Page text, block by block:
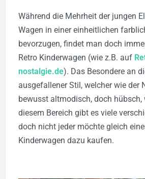
Während die Mehrheit der jungen
Wagen in einer einheitlichen
bevorzugen, findet man doch
Retro Kinderwagen (wie z.B. auf
nostalgie.de). Das Besondere an
ausgefallener Stil, welcher wie der
bewusst altmodisch, doch hübsch,
diesem Bereich gibt es viele
doch nicht jeder möchte gleich
Kinderwagen dazu kaufen.